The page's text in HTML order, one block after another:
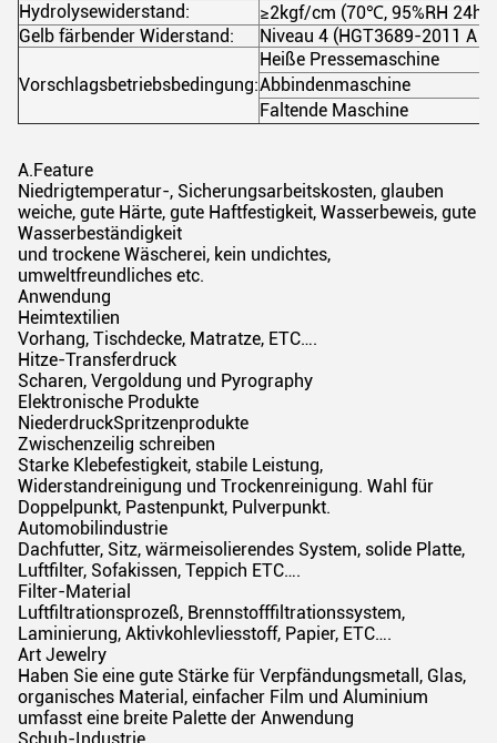
Hydrolysewiderstand:
≥2kgf/cm (70℃, 95%RH 24h)
Gelb färbender Widerstand:
Niveau 4 (HGT3689-2011 A
Vorschlagsbetriebsbedingung:
Heiße Pressemaschine
Abbindenmaschine
Faltende Maschine
A.Feature
Niedrigtemperatur-, Sicherungsarbeitskosten, glauben
weiche, gute Härte, gute Haftfestigkeit, Wasserbeweis, gute
Wasserbeständigkeit
und trockene Wäscherei, kein undichtes,
umweltfreundliches etc.
Anwendung
Heimtextilien
Vorhang, Tischdecke, Matratze, ETC….
Hitze-Transferdruck
Scharen, Vergoldung und Pyrography
Elektronische Produkte
NiederdruckSpritzenprodukte
Zwischenzeilig schreiben
Starke Klebefestigkeit, stabile Leistung,
Widerstandreinigung und Trockenreinigung. Wahl für
Doppelpunkt, Pastenpunkt, Pulverpunkt.
Automobilindustrie
Dachfutter, Sitz, wärmeisolierendes System, solide Platte,
Luftfilter, Sofakissen, Teppich ETC….
Filter-Material
Luftfiltrationsprozeß, Brennstofffiltrationssystem,
Laminierung, Aktivkohlevliesstoff, Papier, ETC….
Art Jewelry
Haben Sie eine gute Stärke für Verpfändungsmetall, Glas,
organisches Material, einfacher Film und Aluminium
umfasst eine breite Palette der Anwendung